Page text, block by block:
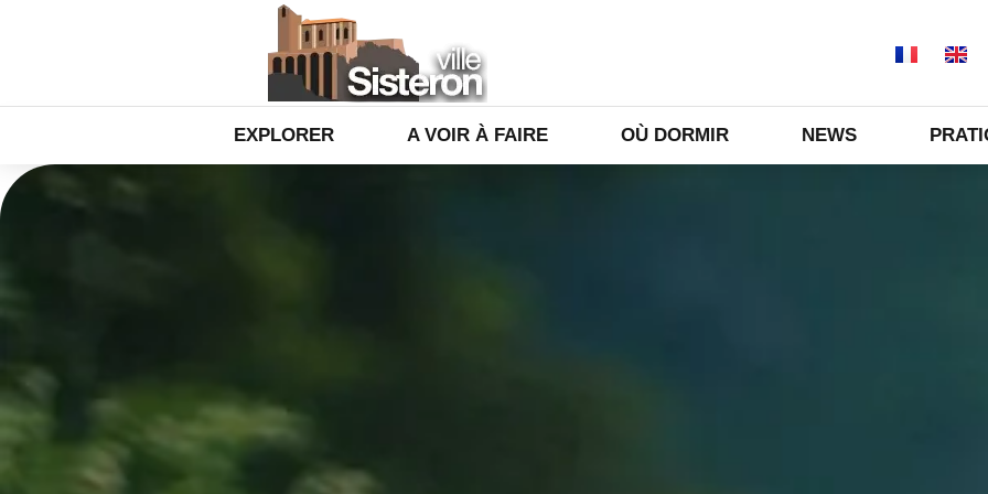
EXPLORER A VOIR À FAIRE OÙ DORMIR NEWS